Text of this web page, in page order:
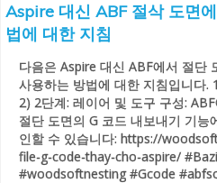
Aspire 대신 ABF 절삭 도면
법에 대한 지침
다음은 Aspire 대신 ABF에서 절단
사용하는 방법에 대한 지침입니다.
2) 2단계: 레이어 및 도구 구성:
절단 도면의 G 코드 내보내기 기
인할 수 있습니다: https://
file-g-code-thay-cho-aspire/
#woodsoftnesting #Gcode